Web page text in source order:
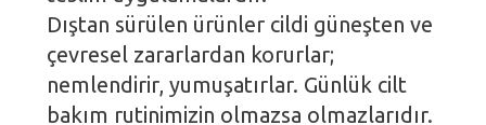
Dıştan sürülen ürünler cildi güneşten ve
çevresel zararlardan korurlar;
nemlendirir, yumuşatırlar. Günlük cilt
bakım rutinimizin olmazsa olmazlarıdır.